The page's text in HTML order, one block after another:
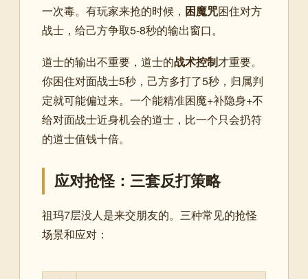
一次毒。有玩家来抢的时候， 困魔咒困住对方
战士，给己方争取5-8秒的输出窗口。
道士的输出不重要，道士的战术控制才重要。
你困住对面战士5秒，己方多打了5秒，归属判
定就可能偏过来。一个能精准困魔+补隐身+不
给对面战士近身机会的道士，比一个只会扔符
的道士值钱十倍。
应对抢怪：三套反打策略
祖玛7层没人是来交朋友的。三种常见的抢怪
场景和应对：